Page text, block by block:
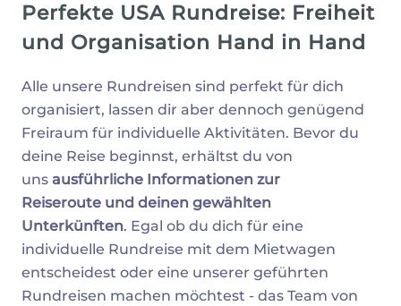
Perfekte USA Rundreise: Freiheit
und Organisation Hand in Hand
Alle unsere Rundreisen sind perfekt für dich
organisiert, lassen dir aber dennoch genügend
Freiraum für individuelle Aktivitäten. Bevor du
deine Reise beginnst, erhältst du von
uns ausführliche Informationen zur
Reiseroute und deinen gewählten
Unterkünften. Egal ob du dich für eine
individuelle Rundreise mit dem Mietwagen
entscheidest oder eine unserer geführten
Rundreisen machen möchtest - das Team von